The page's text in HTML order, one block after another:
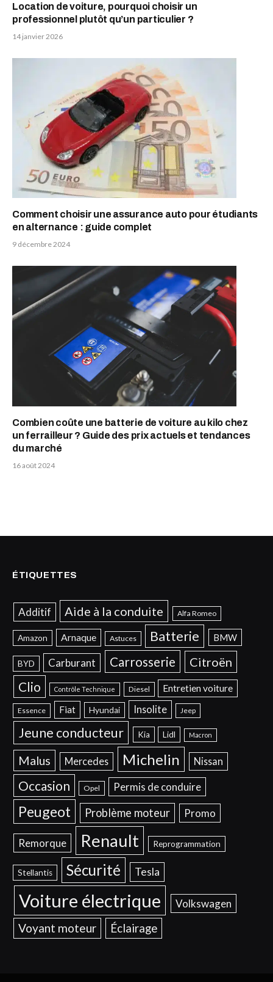
Location de voiture, pourquoi choisir un
professionnel plutôt qu’un particulier ?
14 janvier 2026
Comment choisir une assurance auto pour étudiants
en alternance : guide complet
9 décembre 2024
Combien coûte une batterie de voiture au kilo chez
un ferrailleur ? Guide des prix actuels et tendances
du marché
16 août 2024
ÉTIQUETTES
Additif Aide à la conduite Alfa Romeo
Amazon Arnaque Astuces Batterie BMW
BYD Carburant Carrosserie Citroën
Clio Contrôle Technique Diesel Entretien voiture
Essence Fiat Hyundai Insolite Jeep
Jeune conducteur Kia Lidl Macron
Malus Mercedes Michelin Nissan
Occasion Opel Permis de conduire
Peugeot Problème moteur Promo
Remorque Renault Reprogrammation
Stellantis Sécurité Tesla
Voiture électrique Volkswagen
Voyant moteur Éclairage